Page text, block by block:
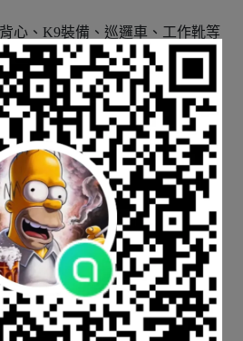
心、K9裝備、巡邏車、工作靴等
勤的警務人員，實用又貼心
香、雪松、皮革與檀香交織的沉